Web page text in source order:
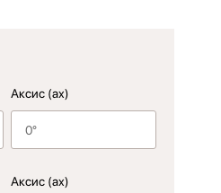
Аксис (ax)
Аксис (ax)